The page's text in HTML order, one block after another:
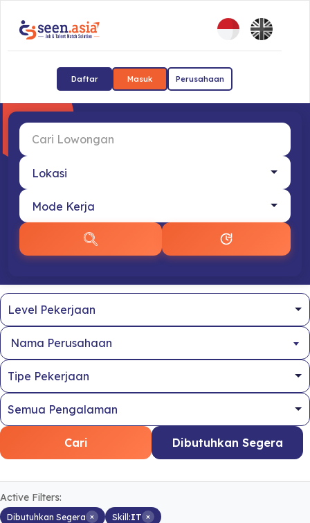
Daftar Masuk Perusahaan
Nama Perusahaan
Cari Dibutuhkan Segera
Active Filters:
Dibutuhkan Segera × Skill:IT ×